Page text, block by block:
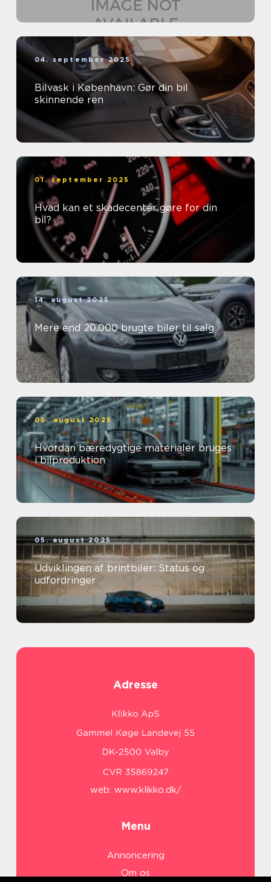
04. september 2025
Bilvask i København: Gør din bil
skinnende ren
01. september 2025
Hvad kan et skadecenter gøre for din
bil?
14. august 2025
Mere end 20.000 brugte biler til salg
06. august 2025
Hvordan bæredygtige materialer bruges
i bilproduktion
05. august 2025
Udviklingen af brintbiler: Status og
udfordringer
Adresse
web: www.klikko.dk/
Menu
Annoncering
Om os